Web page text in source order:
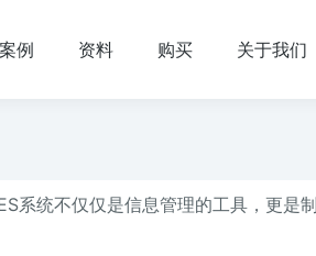
案例 资料 购买 关于我们
系统不仅仅是信息管理的工具，更是